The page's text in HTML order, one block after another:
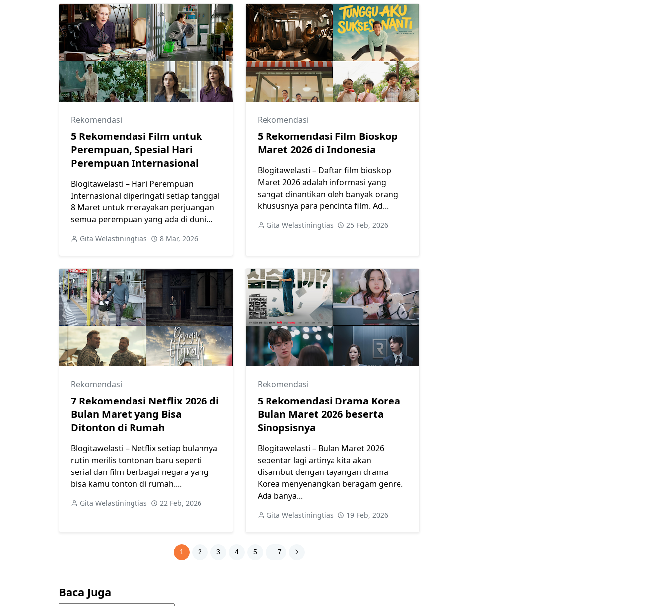
Rekomendasi
5 Rekomendasi Film untuk
Perempuan, Spesial Hari
Perempuan Internasional
Blogitawelasti – Hari Perempuan
Internasional diperingati setiap tanggal
8 Maret untuk merayakan perjuangan
semua perempuan yang ada di duni...
Gita Welastiningtias 8 Mar, 2026
Rekomendasi
5 Rekomendasi Film Bioskop
Maret 2026 di Indonesia
Blogitawelasti – Daftar film bioskop
Maret 2026 adalah informasi yang
sangat dinantikan oleh banyak orang
khususnya para pencinta film. Ad...
Gita Welastiningtias 25 Feb, 2026
Rekomendasi
7 Rekomendasi Netflix 2026 di
Bulan Maret yang Bisa
Ditonton di Rumah
Blogitawelasti – Netflix setiap bulannya
rutin merilis tontonan baru seperti
serial dan film berbagai negara yang
bisa kamu tonton di rumah....
Gita Welastiningtias 22 Feb, 2026
Rekomendasi
5 Rekomendasi Drama Korea
Bulan Maret 2026 beserta
Sinopsisnya
Blogitawelasti – Bulan Maret 2026
sebentar lagi artinya kita akan
disambut dengan tayangan drama
Korea menyenangkan beragam genre.
Ada banya...
Gita Welastiningtias 19 Feb, 2026
1 2 3 4 5 . . 7
Baca Juga